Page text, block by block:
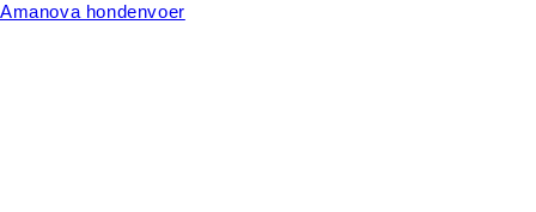
Amanova hondenvoer